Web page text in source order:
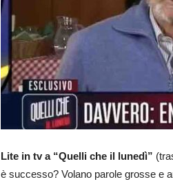
Lite in tv a “Quelli che il lunedì”
è successo? Volano parole grosse e